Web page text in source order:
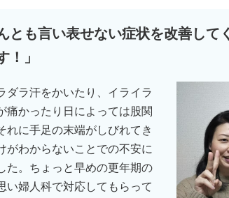
とも言い表せない症状を改善して
！」
ダラ汗をかいたり、イライラ
痛かったり日によっては股関
れに手足の末端がしびれてき
がわからないことでの不安に
た。ちょっと早めの更年期の
い婦人科で対応してもらって